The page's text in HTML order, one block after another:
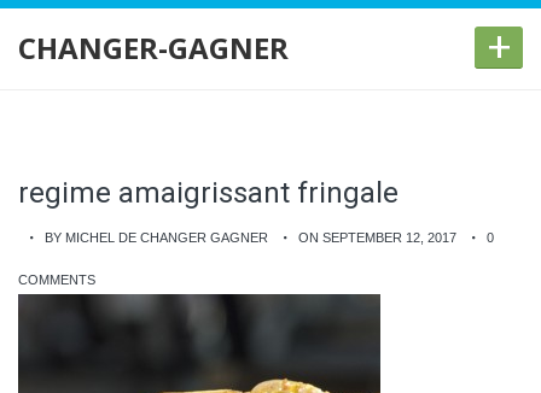
CHANGER-GAGNER +
regime amaigrissant fringale
BY MICHEL DE CHANGER GAGNER ON SEPTEMBER 12, 2017 0
COMMENTS